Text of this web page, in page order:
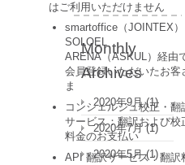
はご利用いただけません
smartoffice（JOINTEX
SOLOEL
ARENA（ASKUL）経由
会員登録いただいたお客
ま
コンシェルジュ校正・翻
サービス：翻訳および校
料金のお支払い
API 翻訳サービス：翻訳
Monthly
Archives
2020年9月(1)
2020年7月(1)
2020年5月(1)